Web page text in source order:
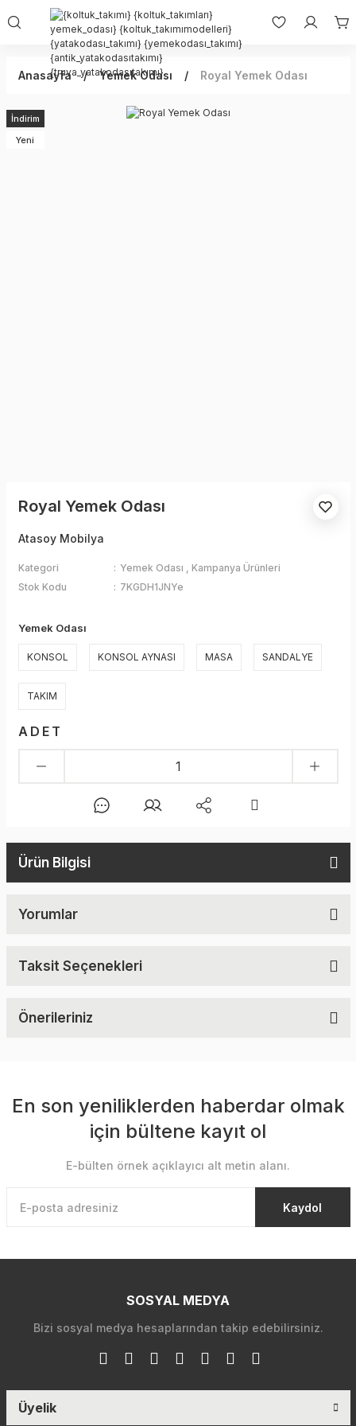
Anasayfa Yemek Odası Royal Yemek Odası
İndirim
Yeni
Royal Yemek Odası
Atasoy Mobilya
Kategori Yemek Odası ,Kampanya Ürünleri
Stok Kodu
7KGDH1JNYe
Yemek Odası
KONSOL KONSOL AYNASI MASA SANDALYE
TAKIM
ADET
Ürün Bilgisi
Yorumlar
Taksit Seçenekleri
Önerileriniz
En son yeniliklerden haberdar olmak
için bültene kayıt ol
E-bülten örnek açıklayıcı alt metin alanı.
Kaydol
SOSYAL MEDYA
Bizi sosyal medya hesaplarından takip edebilirsiniz.
Üyelik